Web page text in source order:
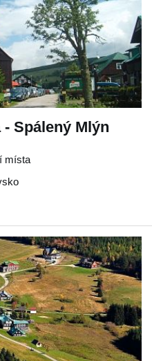
Spálený Mlýn
místa